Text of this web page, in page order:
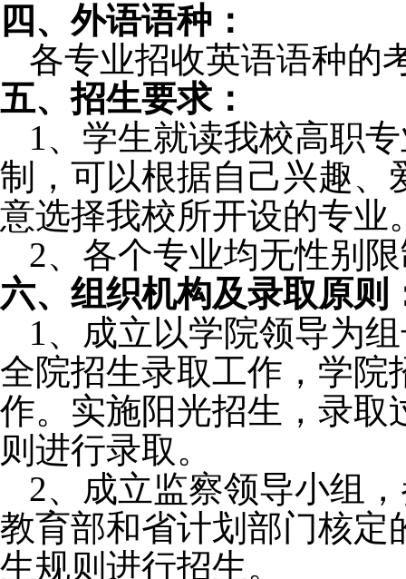
四、外语语种：
各专业招收英语语种的
五、招生要求：
1、学生就读我校高职
制，可以根据自己兴趣、
意选择我校所开设的专业
2、各个专业均无性别
六、组织机构及录取原则
1、 成立以学院领导为
全院招生录取工作，学院
作。实施阳光招生，录取
则进行录取。
2、 成立监察领导小组
教育部和省计划部门核定
生规则进行招生。